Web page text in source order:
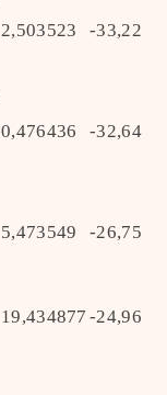
2,503523 -33,22
0,476436 -32,64
5,473549 -26,75
19,434877 -24,96